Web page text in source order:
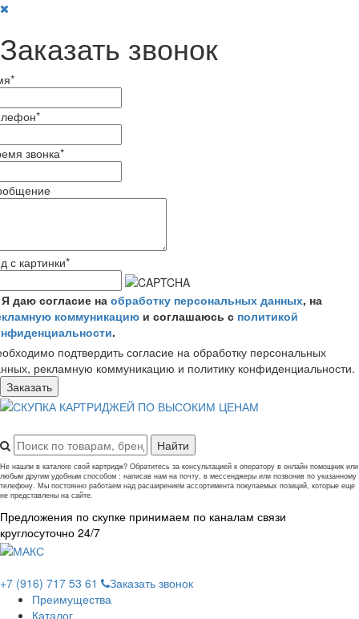
Заказать звонок
*
*
звонка*
с картинки*
Я даю согласие на обработку персональных данных, на
коммуникацию и соглашаюсь с политикой
.
подтвердить согласие на обработку персональных
рекламную коммуникацию и политику конфиденциальности.
Заказать
Не нашли в каталоге свой картридж? Обратитесь за консультацией к оператору в онлайн помощник или
любым другим удобным способом : написав нам на почту, в мессенджеры или позвонив по указанному
телефону. Мы постоянно работаем над расширением ассортимента покупаемых позиций, которые еще
не представлены на сайте.
Предложения по скупке принимаем по каналам связи
круглосуточно 24/7
+7 (916) 717 53 61
Заказать звонок
Преимущества
Каталог